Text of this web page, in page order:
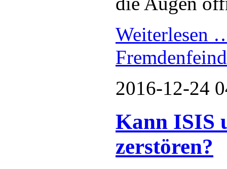
Weiterlesen
2016-12-24
Kann ISIS
zerstören?